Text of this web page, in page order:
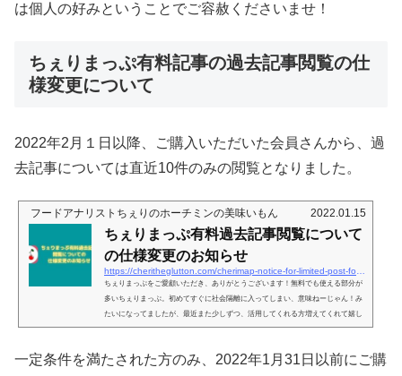
は個人の好みということでご容赦くださいませ！
ちぇりまっぷ有料記事の過去記事閲覧の仕
様変更について
2022年2月１日以降、ご購入いただいた会員さんから、過
去記事については直近10件のみの閲覧となりました。
フードアナリストちぇりのホーチミンの美味いもん 2022.01.15
ちぇりまっぷ有料過去記事閲覧について
の仕様変更のお知らせ
ちぇりまっぷをご愛顧いただき、ありがとうございます！無料でも使える部分が
多いちぇりまっぷ。初めてすぐに社会隔離に入ってしまい、意味ねーじゃん！み
たいになってましたが、最近また少しずつ、活用してくれる方増えてくれて嬉し
い限り！今自分がいる現在地の周りにはどんなお店がある？というのが地図上で
ogle の方が登録件数多いじゃん、と言われたらそれまでですが（笑）、違いは、
一定条件を満たされた方のみ、2022年1月31日以前にご購